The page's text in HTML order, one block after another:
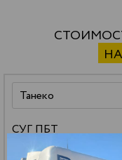
СУГ ПБТ
59 500 р.*
цена за тонну цена за литр